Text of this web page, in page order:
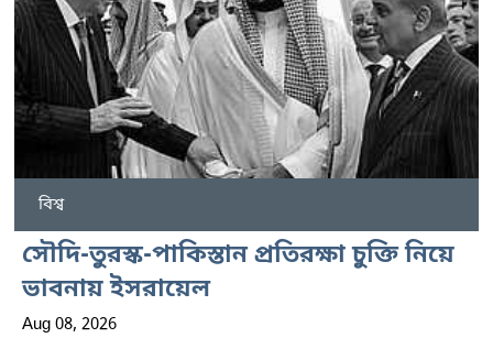
বিশ্ব
সৌদি-তুরস্ক-পাকিস্তান প্রতিরক্ষা চুক্তি নিয়ে
ভাবনায় ইসরায়েল
Aug 08, 2026